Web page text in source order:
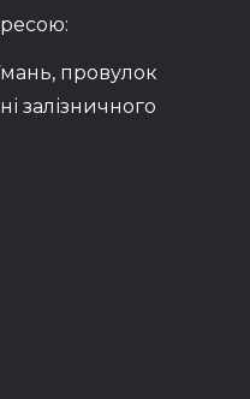
провулок
залізничного